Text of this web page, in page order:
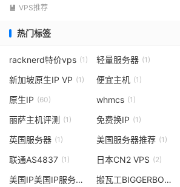
 VPS推荐
热门标签
racknerd特价vps (1) 轻量服务器 (1)
新加坡原生IP VP (1) 便宜主机 (1)
原生IP (60) whmcs (1)
丽萨主机评测 (1) 免费换IP (1)
英国服务器 (1) 美国服务器推荐 (1)
联通AS4837 (1) 日本CN2 VPS (2)
美国IP美国IP服务器 搬瓦工BIGGERBOX